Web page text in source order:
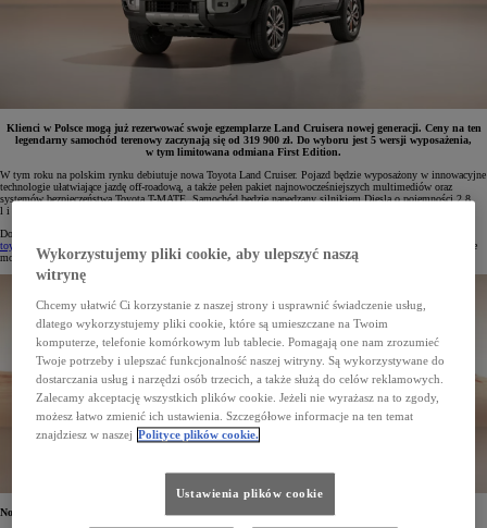
Klienci w Polsce mogą już rezerwować swoje egzemplarze Land Cruisera nowej generacji. Ceny na ten
legendarny samochód terenowy zaczynają się od 319 900 zł. Do wyboru jest 5 wersji wyposażenia,
w tym limitowana odmiana First Edition.
W tym roku na polskim rynku debiutuje nowa Toyota Land Cruiser. Pojazd będzie wyposażony w innowacyjne
technologie ułatwiające jazdę off-roadową, a także pełen pakiet najnowocześniejszych multimediów oraz
systemów bezpieczeństwa Toyota T-MATE. Samochód będzie napędzany silnikiem Diesla o pojemności 2,8
l i mocy 204 KM połączony z 8-biegową skrzynią automatyczną.
Do wyboru będzie 5 wersji wyposażenia – Prado, Prestige, Invicible, Executive i First Edition. Na stronie
toyota.pl
już można zarezerwować dwie najwyższe z nich – Executive oraz First Edition. Od 23 lutego będzie
można składać zamówienia bez rezerwacji na pełną gamę nowego Land Cruisera.
Nowa Toyota Land Cruiser – od 319 900 zł
Wykorzystujemy pliki cookie, aby ulepszyć naszą
witrynę
Chcemy ułatwić Ci korzystanie z naszej strony i usprawnić świadczenie usług,
dlatego wykorzystujemy pliki cookie, które są umieszczane na Twoim
komputerze, telefonie komórkowym lub tablecie. Pomagają one nam zrozumieć
Twoje potrzeby i ulepszać funkcjonalność naszej witryny. Są wykorzystywane do
dostarczania usług i narzędzi osób trzecich, a także służą do celów reklamowych.
Zalecamy akceptację wszystkich plików cookie. Jeżeli nie wyrażasz na to zgody,
możesz łatwo zmienić ich ustawienia. Szczegółowe informacje na ten temat
znajdziesz w naszej Polityce plików cookie.
Ustawienia plików cookie